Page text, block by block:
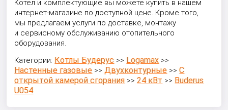
Котел и комплектующие вы можете купить в нашем
интернет-магазине по доступной цене. Кроме того,
мы предлагаем услуги по доставке, монтажу
и сервисному обслуживанию отопительного
оборудования.
Категории: Котлы Будерус >> Logamax >>
Настенные газовые >>Двухконтурные >>С
открытой камерой сгорания >>24 кВт >> Buderus
U054